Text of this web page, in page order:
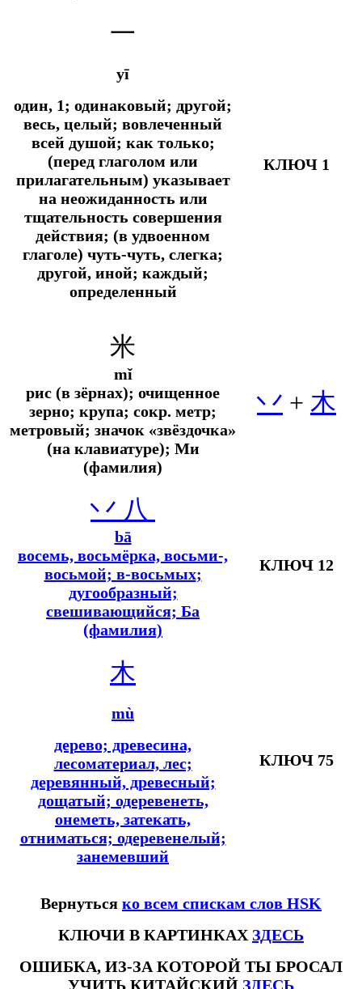
一
yī
один, 1; одинаковый; другой;
весь, целый; вовлеченный
всей душой; как только;
(перед глаголом или
прилагательным) указывает
на неожиданность или
тщательность совершения
действия; (в удвоенном
глаголе) чуть-чуть, слегка;
другой, иной; каждый;
определенный
КЛЮЧ 1
米
mǐ
рис (в зёрнах); очищенное
зерно; крупа; сокр. метр;
метровый; значок «звёздочка»
(на клавиатуре); Ми
(фамилия)
丷 + 木
丷 八
bā
восемь, восьмёрка, восьми-,
восьмой; в-восьмых;
дугообразный;
свешивающийся; Ба
(фамилия)
КЛЮЧ 12
木
mù
дерево; древесина,
лесоматериал, лес;
деревянный, древесный;
дощатый; одеревенеть,
онеметь, затекать,
отниматься; одеревенелый;
занемевший
КЛЮЧ 75
Вернуться ко всем спискам слов HSK
КЛЮЧИ В КАРТИНКАХ ЗДЕСЬ
ОШИБКА, ИЗ-ЗА КОТОРОЙ ТЫ БРОСАЛ
УЧИТЬ КИТАЙСКИЙ ЗДЕСЬ